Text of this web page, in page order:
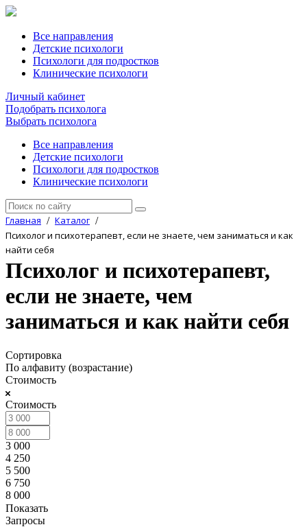
Все направления
Детские психологи
Психологи для подростков
Клинические психологи
Личный кабинет
Подобрать психолога
Выбрать психолога
Все направления
Детские психологи
Психологи для подростков
Клинические психологи
Главная / Каталог/
Психолог и психотерапевт, если не знаете, чем заниматься и как
найти себя
Психолог и психотерапевт,
если не знаете, чем
заниматься и как найти себя
Сортировка
По алфавиту (возрастание)
Стоимость
Стоимость
3 000
4 250
5 500
6 750
8 000
Показать
Запросы